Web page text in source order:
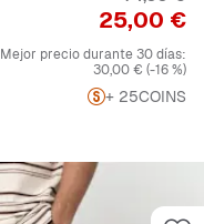
Precio
25,00 €
Mejor precio durante 30 días:
30,00 € (-16 %)
+ 25COINS